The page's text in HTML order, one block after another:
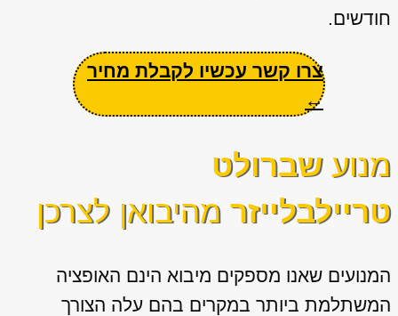
חודשים.
צרו קשר עכשיו לקבלת מחיר
←
מנועשברולט
טריילבלייזר מהיבואן לצרכן
המנועים שאנו מספקים מיבוא הינם האופציה
המשתלמת ביותר במקרים בהם עלה הצורך